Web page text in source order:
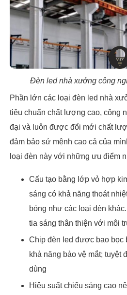
Đèn led nhà xưởng công
Phần lớn các loại đèn led nhà
tiêu chuẩn chất lượng cao, công
đại và luôn được đổi mới chất
đảm bảo sứ mệnh cao cả của
loại đèn này với những ưu điểm
Cấu tạo bằng lớp vỏ hợp
sáng có khả năng thoát
bỏng như các loại đèn
tia sáng thân thiện với môi
Chip đèn led được bao bọc
khả năng bảo vệ mắt; tuyệt
dùng
Hiệu suất chiếu sáng cao